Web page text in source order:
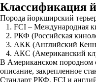
Классификация
Порода йоркширский
FCI – Международная
РКФ (Российская
АКК (Английский
АКС (Американский
В Американском породном
описание, закрепленное
Стандарт РКФ, FCI и